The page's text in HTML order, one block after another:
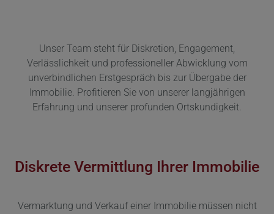
Unser Team steht für Diskretion, Engagement,
Verlässlichkeit und professioneller Abwicklung vom
unverbindlichen Erstgespräch bis zur Übergabe der
Immobilie. Profitieren Sie von unserer langjährigen
Erfahrung und unserer profunden Ortskundigkeit.
Diskrete Vermittlung Ihrer Immobilie
Vermarktung und Verkauf einer Immobilie müssen nicht